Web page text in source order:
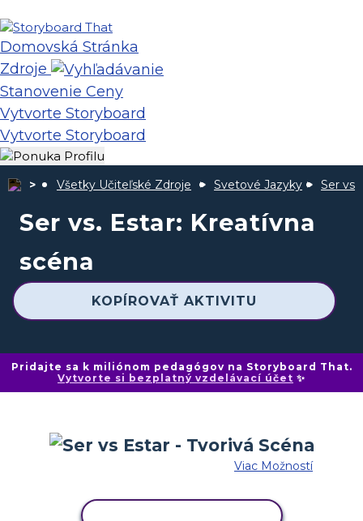
Domovská Stránka
Zdroje
Stanovenie Ceny
Vytvorte Storyboard
Vytvorte Storyboard
Všetky Učiteľské Zdroje Svetové Jazyky Ser vs
Ser vs. Estar: Kreatívna
scéna
KOPÍROVAŤ AKTIVITU
Pridajte sa k miliónom pedagógov na Storyboard That.
Vytvorte si bezplatný vzdelávací účet ✨
Viac Možností